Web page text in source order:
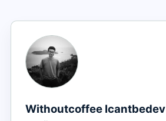
Withoutcoffee Icantbedev